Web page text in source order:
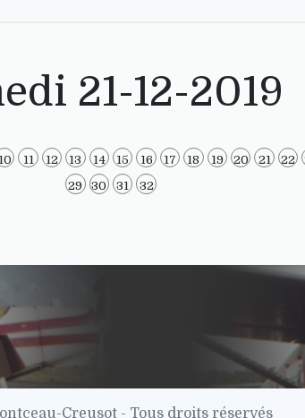
21-12-2019
11 12 13 14 15 16 17 18 19 20 21 22
29
30 31 32
Creusot - Tous droits réservés